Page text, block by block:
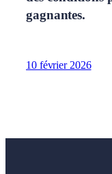
gagnantes.
10 février 2026